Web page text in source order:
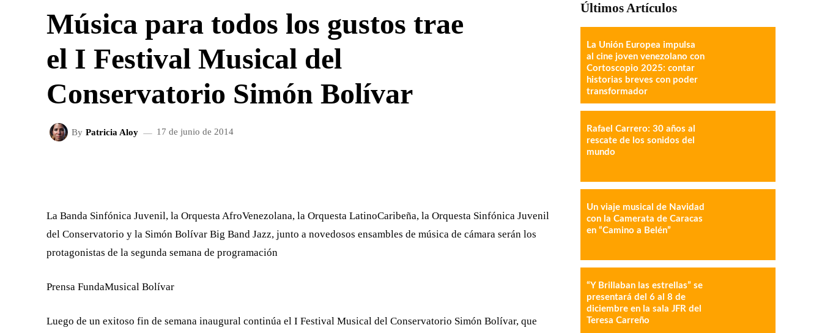
Música para todos los gustos trae
el I Festival Musical del
Conservatorio Simón Bolívar
By Patricia Aloy 17 de junio de 2014
La Banda Sinfónica Juvenil, la Orquesta AfroVenezolana, la Orquesta LatinoCaribeña, la Orquesta Sinfónica Juvenil
del Conservatorio y la Simón Bolívar Big Band Jazz, junto a novedosos ensambles de música de cámara serán los
protagonistas de la segunda semana de programación
Prensa FundaMusical Bolívar
Luego de un exitoso fin de semana inaugural continúa el I Festival Musical del Conservatorio Simón Bolívar, que
Últimos Artículos
La Unión Europea impulsa
al cine joven venezolano con
Cortoscopio 2025: contar
historias breves con poder
transformador
Rafael Carrero: 30 años al
rescate de los sonidos del
mundo
Un viaje musical de Navidad
con la Camerata de Caracas
en “Camino a Belén”
“Y Brillaban las estrellas” se
presentará del 6 al 8 de
diciembre en la sala JFR del
Teresa Carreño